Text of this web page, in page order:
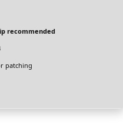
recommended
patching